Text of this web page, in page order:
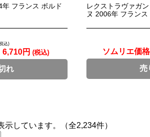
フランス ボルド
込)
6,710円 (税込)
れ
レクストラヴァガ
ヌ 2006年 フランス
ソムリエ価格
売
示しています。（全2,234件）